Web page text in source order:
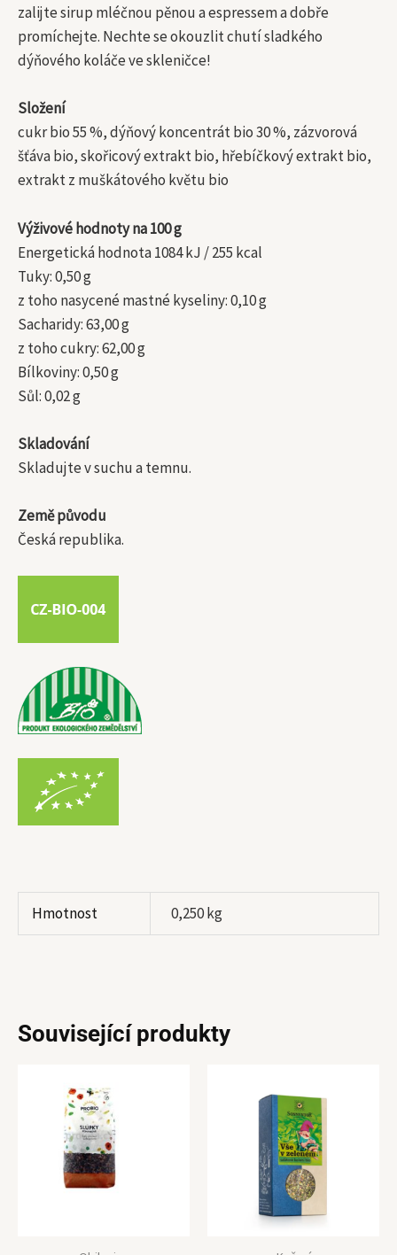
zalijte sirup mléčnou pěnou a espressem a dobře
promíchejte. Nechte se okouzlit chutí sladkého
dýňového koláče ve skleničce!
Složení
cukr bio 55 %, dýňový koncentrát bio 30 %, zázvorová
šťáva bio, skořicový extrakt bio, hřebíčkový extrakt bio,
extrakt z muškátového květu bio
Výživové hodnoty na 100 g
Energetická hodnota 1084 kJ / 255 kcal
Tuky: 0,50 g
z toho nasycené mastné kyseliny: 0,10 g
Sacharidy: 63,00 g
z toho cukry: 62,00 g
Bílkoviny: 0,50 g
Sůl: 0,02 g
Skladování
Skladujte v suchu a temnu.
Země původu
Česká republika.
Hmotnost 0,250 kg
Související produkty